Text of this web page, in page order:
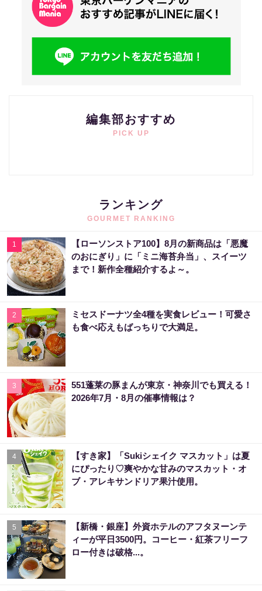
編集部おすすめ
PICK UP
ランキング
GOURMET RANKING
1
【ローソンストア100】8月の新商品は「悪魔
のおにぎり」に「ミニ海苔弁当」、スイーツ
まで！新作全種紹介するよ～。
2
ミセスドーナツ全4種を実食レビュー！可愛さ
も食べ応えもばっちりで大満足。
3
551蓬莱の豚まんが東京・神奈川でも買える！
2026年7月・8月の催事情報は？
4
【すき家】「Sukiシェイク マスカット」は夏
にぴったり♡爽やかな甘みのマスカット・オ
ブ・アレキサンドリア果汁使用。
5
【新橋・銀座】外資ホテルのアフタヌーンテ
ィーが平日3500円。コーヒー・紅茶フリーフ
ロー付きは破格...。